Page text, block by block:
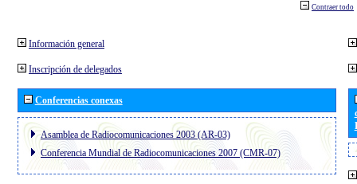
Contraer todo
Información general
Inscripción de delegados
Conferencias conexas
Asamblea de Radiocomunicaciones 2003 (AR-03)
Conferencia Mundial de Radiocomunicaciones 2007 (CMR-07)